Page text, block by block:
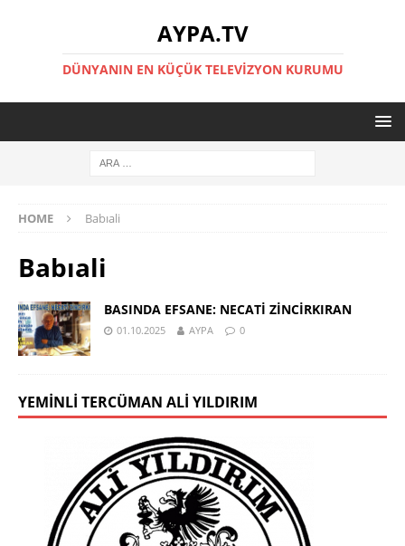
AYPA.TV
DÜNYANIN EN KÜÇÜK TELEVIZYON KURUMU
HOME Babıali
Babıali
BASINDA EFSANE: NECATİ ZİNCİRKIRAN
01.10.2025 AYPA 0
YEMINLI TERCÜMAN ALI YILDIRIM